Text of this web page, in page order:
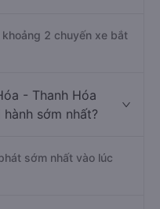
2 chuyến xe bắt
- Thanh Hóa
sớm nhất?
sớm nhất vào lúc